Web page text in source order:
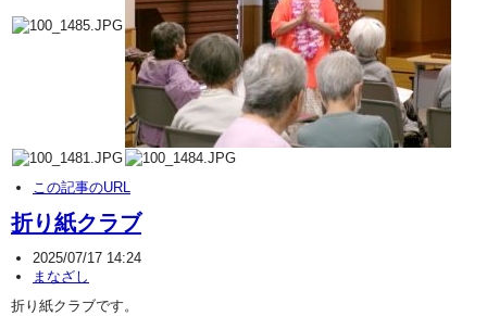
この記事のURL
折り紙クラブ
2025/07/17 14:24
まなざし
折り紙クラブです。